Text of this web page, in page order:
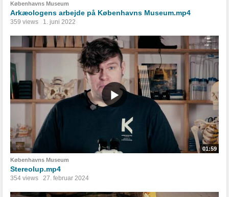
Københavns Museum
Arkæologens arbejde på Københavns Museum.mp4
359 views 1. juni 2022
01:59
Københavns Museum
Stereolup.mp4
354 views 27. februar 2024